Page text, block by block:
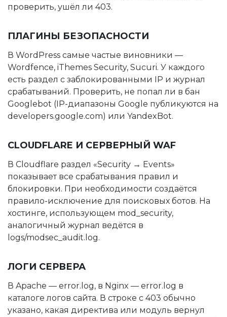
проверить, ушёл ли 403.
ПЛАГИНЫ БЕЗОПАСНОСТИ
В WordPress самые частые виновники —
Wordfence, iThemes Security, Sucuri. У каждого
есть раздел с заблокированными IP и журнал
срабатываний. Проверить, не попал ли в бан
Googlebot (IP-диапазоны Google публикуются на
developers.google.com) или YandexBot.
CLOUDFLARE И СЕРВЕРНЫЙ WAF
В Cloudflare раздел «Security → Events»
показывает все срабатывания правил и
блокировки. При необходимости создаётся
правило-исключение для поисковых ботов. На
хостинге, использующем mod_security,
аналогичный журнал ведётся в
logs/modsec_audit.log.
ЛОГИ СЕРВЕРА
В Apache — error.log, в Nginx — error.log в
каталоге логов сайта. В строке с 403 обычно
указано, какая директива или модуль вернул